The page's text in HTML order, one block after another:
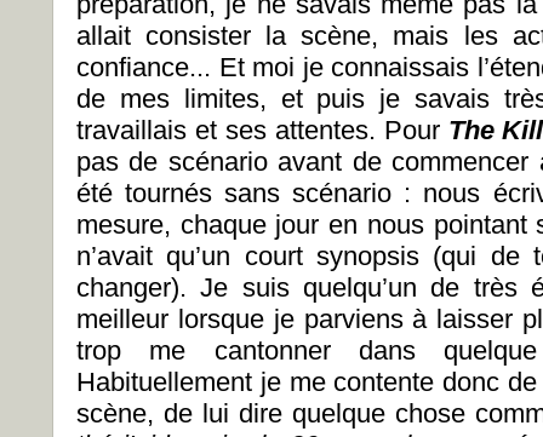
allait consister la scène, mais les
confiance... Et moi je connaissais
de mes limites, et puis je savais
travaillais et ses attentes. Pour The
pas de scénario avant de
été tournés sans scénario : nous
mesure, chaque jour en nous pointant
n’avait qu’un court synopsis (qui de
changer). Je suis quelqu’un de
meilleur lorsque je parviens à laisser
trop me cantonner dans
Habituellement je me contente donc
scène, de lui dire quelque chose